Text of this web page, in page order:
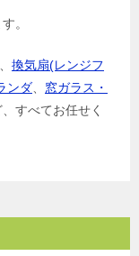
。
換気扇(レンジフ
ンダ
窓ガラス・
すべてお任せく